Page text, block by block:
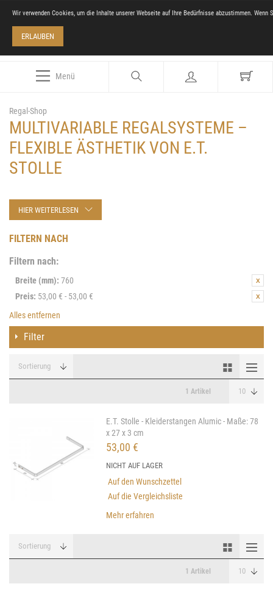
Menü
Regal-Shop
MULTIVARIABLE REGALSYSTEME –
FLEXIBLE ÄSTHETIK VON E.T.
STOLLE
HIER WEITERLESEN
FILTERN NACH
Filtern nach:
Breite (mm): 760
Preis: 53,00 € - 53,00 €
Alles entfernen
Filter
1 Artikel
E.T. Stolle - Kleiderstangen Alumic - Maße: 78
x 27 x 3 cm
53,00 €
NICHT AUF LAGER
Auf den Wunschzettel
Auf die Vergleichsliste
Mehr erfahren
1 Artikel
Wir verwenden Cookies, um die Inhalte unserer Webseite auf Ihre Bedürfnisse abzustimmen.
ERLAUBEN